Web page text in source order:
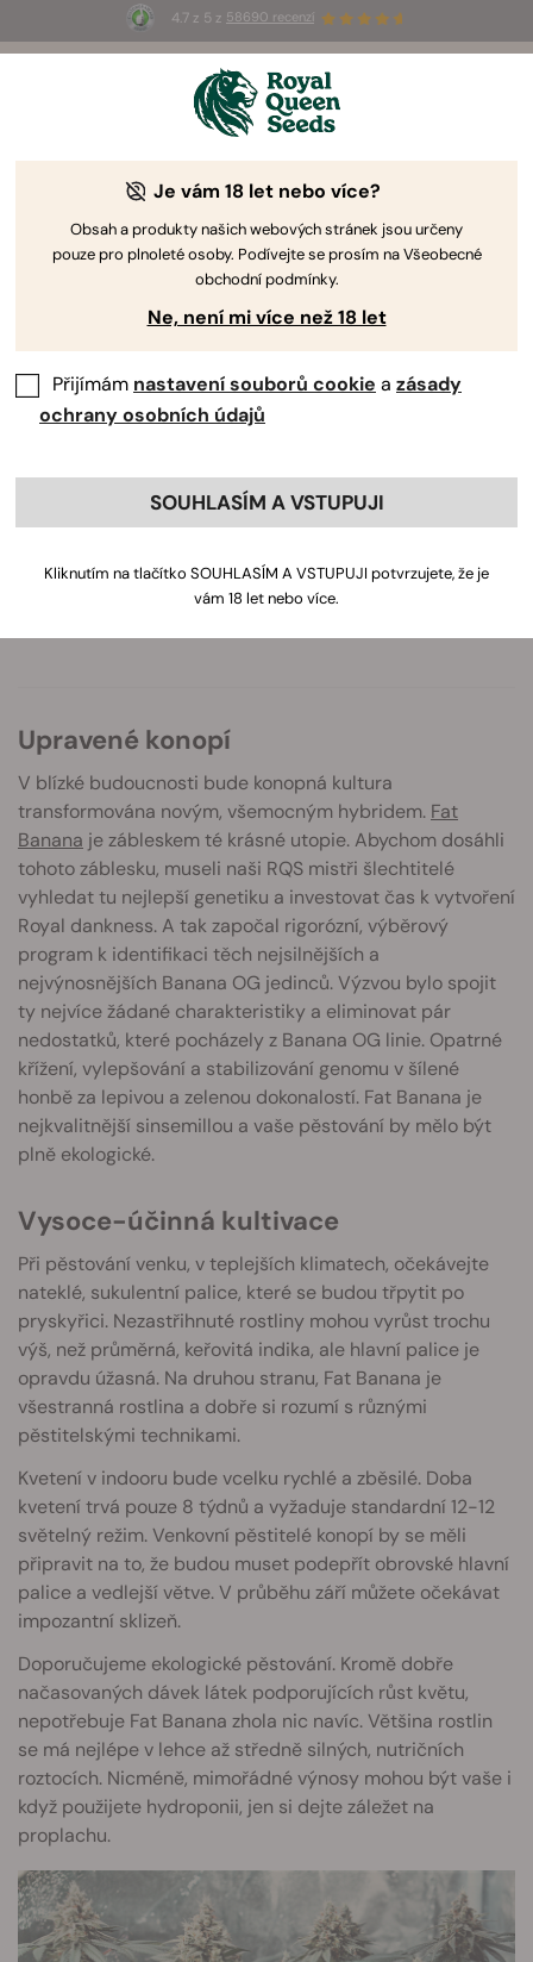
4.7 z 5 z 58690 recenzí
Summer Sales: Až 50% slevy
na vybrané produkty! ⏤
Luke Sumpter
A nejzlejší Banana kush: Fat Banana
Vysoce-účinná kultivace
Upravené konopí
V blízké budoucnosti bude konopná kultura
transformována novým, všemocným hybridem. Fat
Banana je zábleskem té krásné utopie. Abychom dosáhli
tohoto záblesku, museli naši RQS mistři šlechtitelé
vyhledat tu nejlepší genetiku a investovat čas k vytvoření
Royal dankness. A tak započal rigorózní, výběrový
program k identifikaci těch nejsilnějších a
nejvýnosnějších Banana OG jedinců. Výzvou bylo spojit
ty nejvíce žádané charakteristiky a eliminovat pár
nedostatků, které pocházely z Banana OG linie. Opatrné
křížení, vylepšování a stabilizování genomu v šílené
honbě za lepivou a zelenou dokonalostí. Fat Banana je
nejkvalitnější sinsemillou a vaše pěstování by mělo být
plně ekologické.
Vysoce-účinná kultivace
Při pěstování venku, v teplejších klimatech, očekávejte
nateklé, sukulentní palice, které se budou třpytit po
pryskyřici. Nezastřihnuté rostliny mohou vyrůst trochu
výš, než průměrná, keřovitá indika, ale hlavní palice je
opravdu úžasná. Na druhou stranu, Fat Banana je
všestranná rostlina a dobře si rozumí s různými
pěstitelskými technikami.
Kvetení v indooru bude vcelku rychlé a zběsilé. Doba
kvetení trvá pouze 8 týdnů a vyžaduje standardní 12-12
světelný režim. Venkovní pěstitelé konopí by se měli
připravit na to, že budou muset podepřít obrovské hlavní
palice a vedlejší větve. V průběhu září můžete očekávat
impozantní sklizeň.
Doporučujeme ekologické pěstování. Kromě dobře
načasovaných dávek látek podporujících růst květu,
nepotřebuje Fat Banana zhola nic navíc. Většina rostlin
se má nejlépe v lehce až středně silných, nutričních
roztocích. Nicméně, mimořádné výnosy mohou být vaše i
když použijete hydroponii, jen si dejte záležet na
proplachu.
Je vám 18 let nebo více?
Obsah a produkty našich webových stránek jsou určeny
pouze pro plnoleté osoby. Podívejte se prosím na Všeobecné
obchodní podmínky.
Ne, není mi více než 18 let
Přijímám nastavení souborů cookie a zásady
ochrany osobních údajů
SOUHLASÍM A VSTUPUJI
Kliknutím na tlačítko SOUHLASÍM A VSTUPUJI potvrzujete, že je
vám 18 let nebo více.